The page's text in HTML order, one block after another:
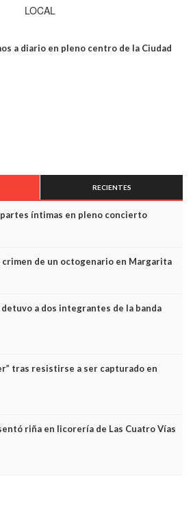
LOCAL
a diario en pleno centro de la Ciudad
RECIENTES
íntimas en pleno concierto
de un octogenario en Margarita
a dos integrantes de la banda
tras resistirse a ser capturado en
riña en licorería de Las Cuatro Vías